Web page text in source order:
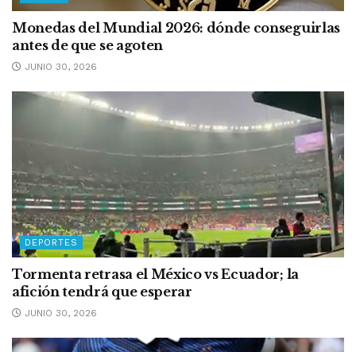
Monedas del Mundial 2026: dónde conseguirlas
antes de que se agoten
JUNIO 30, 2026
DEPORTES
Tormenta retrasa el México vs Ecuador; la
afición tendrá que esperar
JUNIO 30, 2026